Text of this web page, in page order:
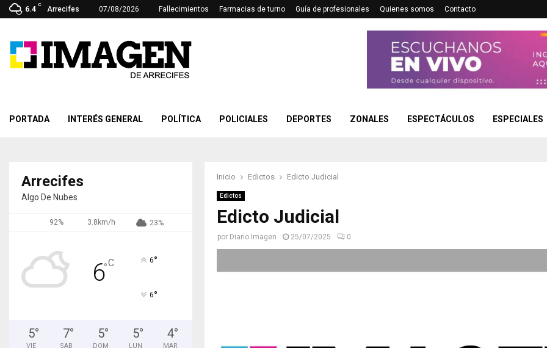
6.4
C
Arrecifes 07/08/2026 Fallecimientos Farmacias de turno Guía de profesionales Quienes somos Contacto
PORTADA INTERÉS GENERAL POLÍTICA POLICIALES DEPORTES ZONALES ESPECTÁCULOS ESPECIALES
Inicio Edictos Edicto Judicial
Edictos
Edicto Judicial
por Diario Imagen 25/07/2025 0
Arrecifes
Algo De Nubes
92% 3.8km/h 23%
6°C 6°
6°
5°
VIE
7°
SAB
5°
DOM
5°
LUN
4°
MAR